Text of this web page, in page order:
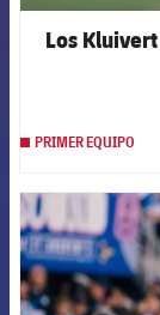
Los
PRIMER EQUIPO